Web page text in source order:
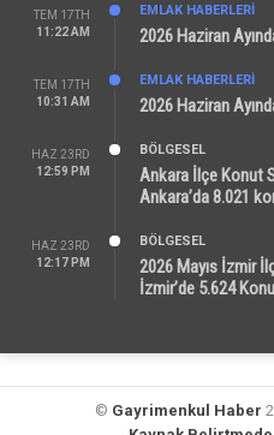
TEM 17TH
11:22 AM
EMLAK HABERLERI
2026 Haziran
TEM 17TH
10:31 AM
EMLAK HABERLERI
2026 Haziran
HAZ 23RD
12:59 PM
BÖLGESEL
Ankara İlçe Konut
Ankara’da 8.021
HAZ 23RD
12:17 PM
BÖLGESEL
2026 Mayıs İzmir
İzmir’de 5.624
© Gayrimenkul Haber